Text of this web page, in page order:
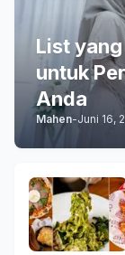
List
untuk
Anda
Mahen-Juni 16,